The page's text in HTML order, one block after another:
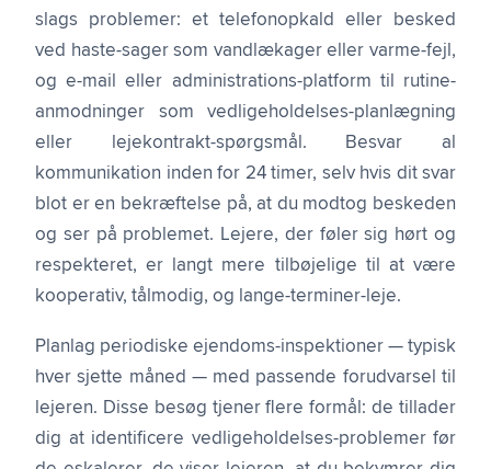
slags problemer: et telefonopkald eller besked
ved haste-sager som vandlækager eller varme-fejl,
og e-mail eller administrations-platform til rutine-
anmodninger som vedligeholdelses-planlægning
eller lejekontrakt-spørgsmål. Besvar al
kommunikation inden for 24 timer, selv hvis dit svar
blot er en bekræftelse på, at du modtog beskeden
og ser på problemet. Lejere, der føler sig hørt og
respekteret, er langt mere tilbøjelige til at være
kooperativ, tålmodig, og lange-terminer-leje.
Planlag periodiske ejendoms-inspektioner — typisk
hver sjette måned — med passende forudvarsel til
lejeren. Disse besøg tjener flere formål: de tillader
dig at identificere vedligeholdelses-problemer før